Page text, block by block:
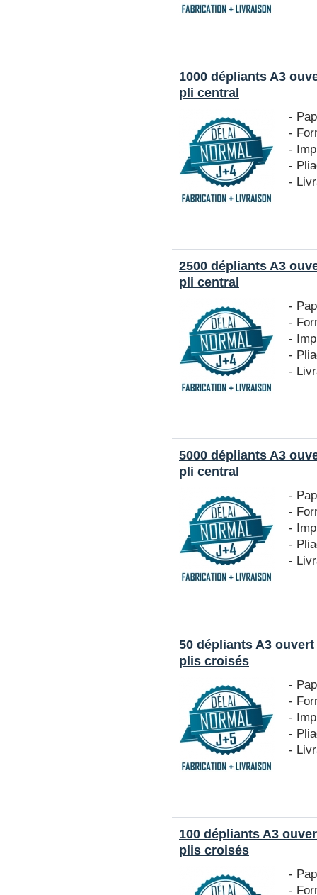
1000 dépliants A3
pli central
-
-
-
-
-
2500 dépliants A3
pli central
-
-
-
-
-
5000 dépliants A3
pli central
-
-
-
-
-
50 dépliants A3 ouvert
plis croisés
-
-
-
-
-
100 dépliants A3
plis croisés
-
-